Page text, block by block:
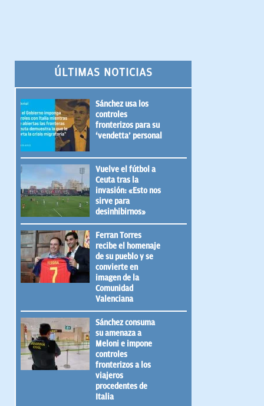
ÚLTIMAS NOTICIAS
Sánchez usa los
controles
fronterizos para su
‘vendetta’ personal
Vuelve el fútbol a
Ceuta tras la
invasión: «Esto nos
sirve para
desinhibirnos»
Ferran Torres
recibe el homenaje
de su pueblo y se
convierte en
imagen de la
Comunidad
Valenciana
Sánchez consuma
su amenaza a
Meloni e impone
controles
fronterizos a los
viajeros
procedentes de
Italia